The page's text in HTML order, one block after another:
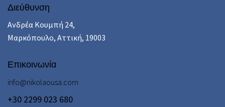
Διεύθυνση
Ανδρέα Κουμπή 24,
Μαρκόπουλο, Αττική, 19003
Επικοινωνία
info@nikolaousa.com
+30 2299 023 680